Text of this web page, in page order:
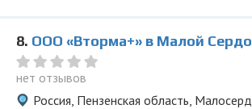
8. ООО «Вторма+» в Малой
нет отзывов
Россия, Пензенская область,